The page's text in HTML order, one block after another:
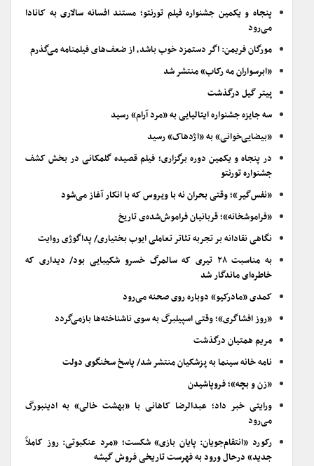
پنجاه و یکمین جشنواره فیلم تورنتو؛ مستند افسانه سالاری به کانادا
می‌رود
مورگان فریمن: اگر دستمزد خوب باشد، از ضعف‌های فیلمنامه می‌گذرم
«ابرسواران مه رکاب» منتشر شد
پیتر گیل درگذشت
سه جایزه جشنواره ایتالیایی به «مرد آرام» رسید
«بیضایی‌خوانی» به «اژدهاک» رسید
در پنجاه و یکمین دوره برگزاری؛ فیلم قصیده گلمکانی در بخش کشف
جشنواره تورنتو
«نفس‌گیر»؛ وقتی بحران نه با ویروس که با انکار آغاز می‌شود
«فراموشخانه»؛ قربانیان فراموش‌شده‌ی تاریخ
نگاهی نقادانه بر تجربه تئاتر تعاملی ایوب بختیاری/ پداگوژی روایت
به مناسبت ۲۸ تیری که سالمرگ خسرو شکیبایی بود/ دیداری که
خاطره‌ای ماندگار شد
کمدی «مادرکیو» دوباره روی صحنه می‌رود
«روز افشاگری»؛ وقتی اسپیلبرگ به سوی ناشناخته‌ها بازمی‌گردد
مریم همتیان درگذشت
نامه خانه سینما به پزشکیان منتشر شد/ پاسخ سخنگوی دولت
«زن و بچه»؛ فروپاشیدن
ورایتی خبر داد؛ عبدالرضا کاهانی با «بهشت خالی» به ادینبورگ
می‌رود
رکورد «انتقام‌جویان: پایان بازی» شکست؛ «مرد عنکبوتی: روز کاملاً
جدید» درحال ورود به فهرست تاریخی فروش گیشه